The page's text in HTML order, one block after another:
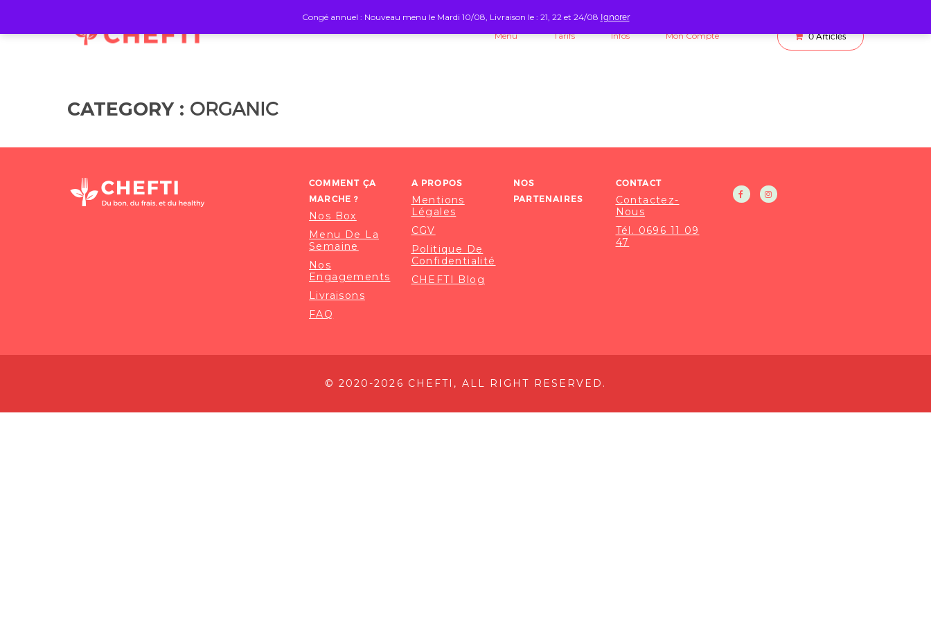
Menu Tarifs Infos Mon Compte 0 Articles
CATEGORY : ORGANIC
COMMENT ÇA
MARCHE ?
Nos Box
Menu De La
Semaine
Nos
Engagements
Livraisons
FAQ
A PROPOS
Mentions
Légales
CGV
Politique De
Confidentialité
CHEFTI Blog
NOS
PARTENAIRES
CONTACT
Contactez-
Nous
Tél. 0696 11 09
47
© 2020-2026 CHEFTI, ALL RIGHT RESERVED.
Congé annuel : Nouveau menu le Mardi 10/08, Livraison le : 21, 22 et 24/08 Ignorer